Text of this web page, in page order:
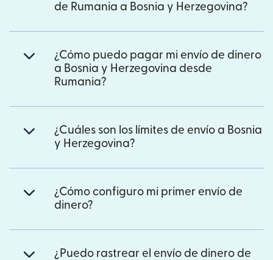
de Rumania a Bosnia y Herzegovina?
¿Cómo puedo pagar mi envío de dinero
a Bosnia y Herzegovina desde
Rumania?
¿Cuáles son los límites de envío a Bosnia
y Herzegovina?
¿Cómo configuro mi primer envío de
dinero?
¿Puedo rastrear el envío de dinero de